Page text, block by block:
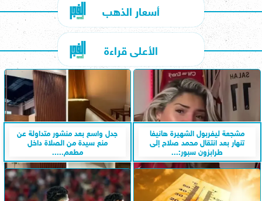
أسعار الذهب
الأعلى قراءة
مشجعة ليفربول الشهيرة هانيفا
تنهار بعد انتقال محمد صلاح إلى
طرابزون سبور:...
جدل واسع بعد منشور متداولة عن
منع سيدة من الصلاة داخل
مطعم.....